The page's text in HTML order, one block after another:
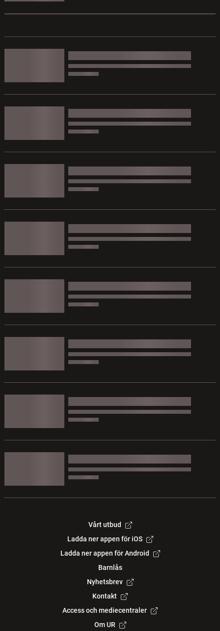
Vårt utbud
Ladda ner appen för iOS
Ladda ner appen för Android
Barnlås
Nyhetsbrev
Kontakt
Access och mediecentraler
Om UR